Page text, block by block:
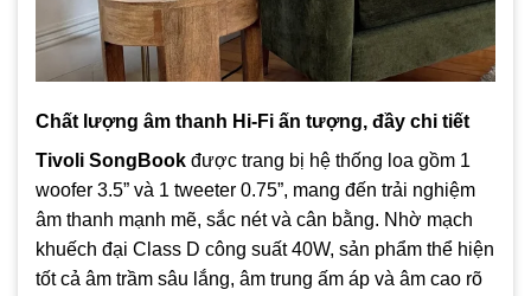
Chất lượng âm thanh Hi-Fi ấn tượng, đầy chi tiết
Tivoli SongBook được trang bị hệ thống loa gồm 1
woofer 3.5” và 1 tweeter 0.75”, mang đến trải nghiệm
âm thanh mạnh mẽ, sắc nét và cân bằng. Nhờ mạch
khuếch đại Class D công suất 40W, sản phẩm thể hiện
tốt cả âm trầm sâu lắng, âm trung ấm áp và âm cao rõ